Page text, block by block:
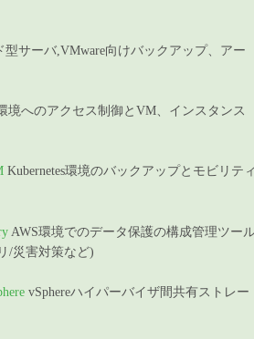
型サーバ,VMware向けバックアップ、アー
境へのアクセス制御とVM、インスタンス
Kubernetes環境のバックアップとモビリテ
AWS環境でのデータ保護の構成管理ツー
/災害対策など)
vSphereハイパーバイザ間共有ストレー